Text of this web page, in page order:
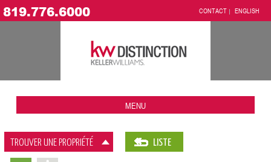
819.776.6000 CONTACT ENGLISH
MENU
TROUVER UNE PROPRIÉTÉ LISTE